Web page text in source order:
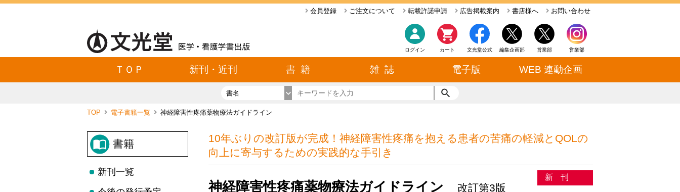
お問い合わせ
書店様へ
広告掲載案内
転載許諾申請
ご注文について
会員登録
営業部
営業部
編集企画部
文光堂公式
カート
ログイン
ＴＯＰ 新刊・近刊 書 籍 雑 誌 電子版 WEB 連動企画
書名
TOP 電子書籍一覧 神経障害性疼痛薬物療法ガイドライン
書籍
新刊一覧
10年ぶりの改訂版が完成！神経障害性疼痛を抱える患者の苦痛の軽減とQOLの
向上に寄与するための実践的な手引き
新刊
神経障害性疼痛薬物療法ガイドライン 改訂第3版